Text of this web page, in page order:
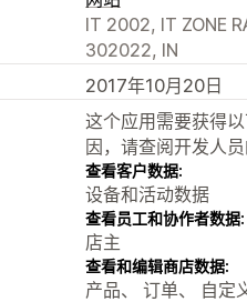
IT 2002, IT ZONE
302022, IN
2017年10月20日
这个应用需要获得
因，请查阅开发人
查看客户数据:
设备和活动数据
查看员工和协作者数据:
店主
查看和编辑商店数据:
产品、 订单、 自定